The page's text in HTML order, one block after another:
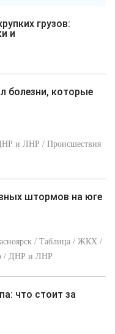
и
и ЛНР / Происшествия
/ Таблица / ЖКХ /
/ ДНР и ЛНР